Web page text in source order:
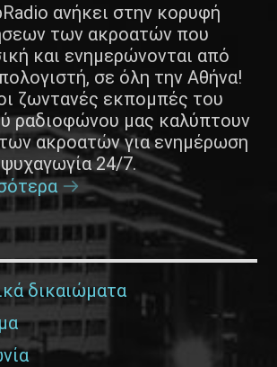
ανήκει στην κορυφή
των ακροατών που
και ενημερώνονται από
σε όλη την Αθήνα!
ζωντανές εκπομπές του
ραδιοφώνου μας καλύπτουν
ακροατών για ενημέρωση
24/7.
δικαιώματα